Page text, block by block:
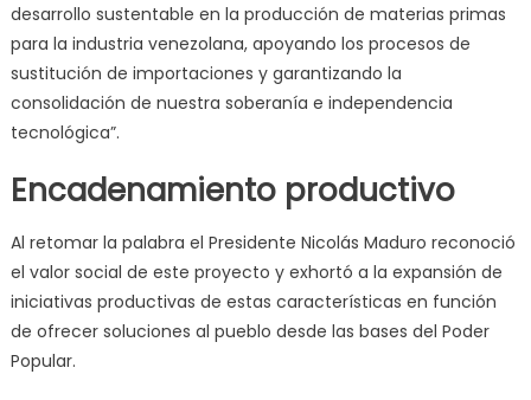
desarrollo sustentable en la producción de materias primas
para la industria venezolana, apoyando los procesos de
sustitución de importaciones y garantizando la
consolidación de nuestra soberanía e independencia
tecnológica”.
Encadenamiento productivo
Al retomar la palabra el Presidente Nicolás Maduro reconoció
el valor social de este proyecto y exhortó a la expansión de
iniciativas productivas de estas características en función
de ofrecer soluciones al pueblo desde las bases del Poder
Popular.